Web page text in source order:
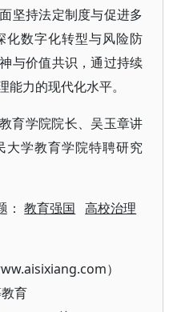
坚持法定制度与促进多
化数字化转型与风险防
与价值共识，通过持续
力的现代化水平。
育学院院长、吴玉章讲
大学教育学院特聘研究
：教育强国 高校治理
）
育